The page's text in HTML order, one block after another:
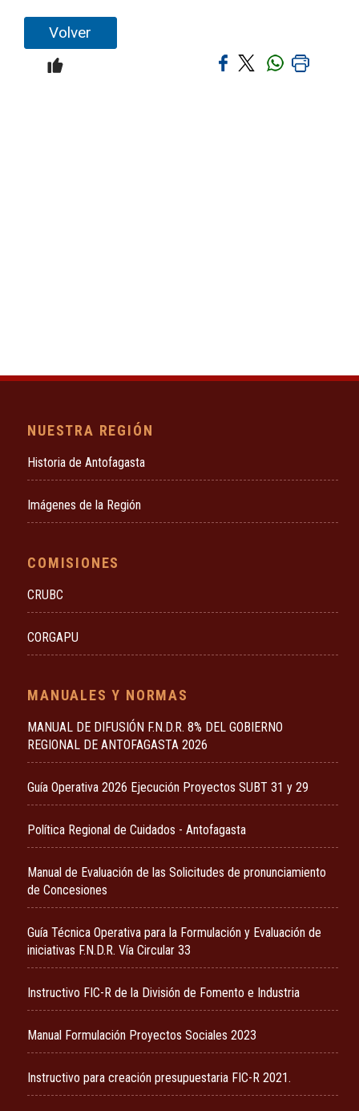
Volver
NUESTRA REGIÓN
Historia de Antofagasta
Imágenes de la Región
COMISIONES
CRUBC
CORGAPU
MANUALES Y NORMAS
MANUAL DE DIFUSIÓN F.N.D.R. 8% DEL GOBIERNO
REGIONAL DE ANTOFAGASTA 2026
Guía Operativa 2026 Ejecución Proyectos SUBT 31 y 29
Política Regional de Cuidados - Antofagasta
Manual de Evaluación de las Solicitudes de pronunciamiento
de Concesiones
Guía Técnica Operativa para la Formulación y Evaluación de
iniciativas F.N.D.R. Vía Circular 33
Instructivo FIC-R de la División de Fomento e Industria
Manual Formulación Proyectos Sociales 2023
Instructivo para creación presupuestaria FIC-R 2021.